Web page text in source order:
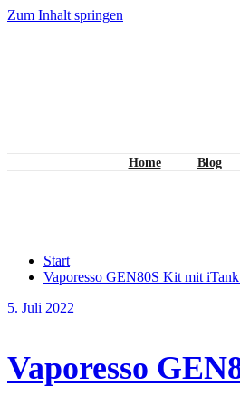
Zum Inhalt springen
Home Blog
Start
Vaporesso GEN80S Kit mit
5. Juli 2022
Vaporesso